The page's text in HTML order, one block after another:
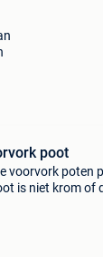
poot
voorvork poten
is niet krom of